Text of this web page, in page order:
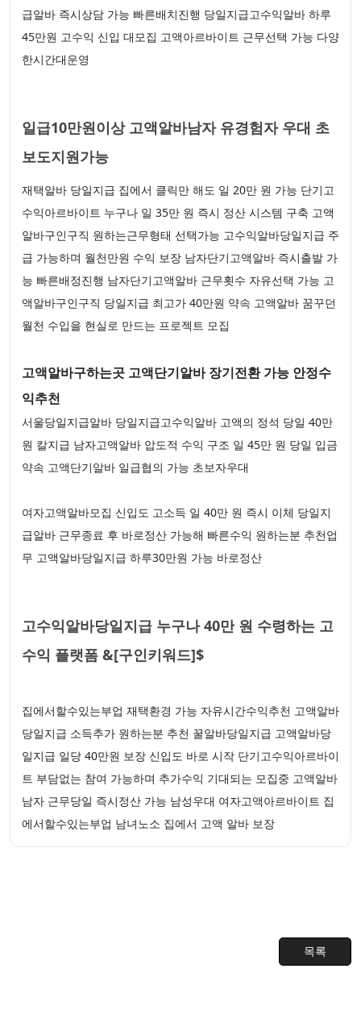
급알바 즉시상담 가능 빠른배치진행 당일지급고수익알바 하루
45만원 고수익 신입 대모집 고액아르바이트 근무선택 가능 다양
한시간대운영
일급10만원이상 고액알바남자 유경험자 우대 초
보도지원가능
재택알바 당일지급 집에서 클릭만 해도 일 20만 원 가능 단기고
수익아르바이트 누구나 일 35만 원 즉시 정산 시스템 구축 고액
알바구인구직 원하는근무형태 선택가능 고수익알바당일지급 주
급 가능하며 월천만원 수익 보장 남자단기고액알바 즉시출발 가
능 빠른배정진행 남자단기고액알바 근무횟수 자유선택 가능 고
액알바구인구직 당일지급 최고가 40만원 약속 고액알바 꿈꾸던
월천 수입을 현실로 만드는 프로젝트 모집
고액알바구하는곳 고액단기알바 장기전환 가능 안정수
익추천
서울당일지급알바 당일지급고수익알바 고액의 정석 당일 40만
원 칼지급 남자고액알바 압도적 수익 구조 일 45만 원 당일 입금
약속 고액단기알바 일급협의 가능 초보자우대
여자고액알바모집 신입도 고소득 일 40만 원 즉시 이체 당일지
급알바 근무종료 후 바로정산 가능해 빠른수익 원하는분 추천업
무 고액알바당일지급 하루30만원 가능 바로정산
고수익알바당일지급 누구나 40만 원 수령하는 고
수익 플랫폼 &[구인키워드]$
집에서할수있는부업 재택환경 가능 자유시간수익추천 고액알바
당일지급 소득추가 원하는분 추천 꿀알바당일지급 고액알바당
일지급 일당 40만원 보장 신입도 바로 시작 단기고수익아르바이
트 부담없는 참여 가능하며 추가수익 기대되는 모집중 고액알바
남자 근무당일 즉시정산 가능 남성우대 여자고액아르바이트 집
에서할수있는부업 남녀노소 집에서 고액 알바 보장
목록